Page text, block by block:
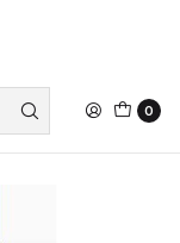
0
- Marti, Jose